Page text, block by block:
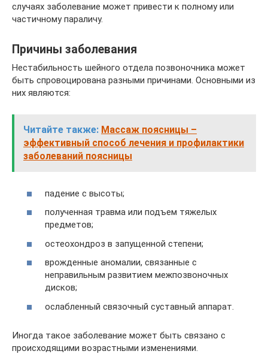
случаях заболевание может привести к полному или
частичному параличу.
Причины заболевания
Нестабильность шейного отдела позвоночника может
быть спровоцирована разными причинами. Основными из
них являются:
Читайте также: Массаж поясницы –
эффективный способ лечения и профилактики
заболеваний поясницы
падение с высоты;
полученная травма или подъем тяжелых
предметов;
остеохондроз в запущенной степени;
врожденные аномалии, связанные с
неправильным развитием межпозвоночных
дисков;
ослабленный связочный суставный аппарат.
Иногда такое заболевание может быть связано с
происходящими возрастными изменениями.